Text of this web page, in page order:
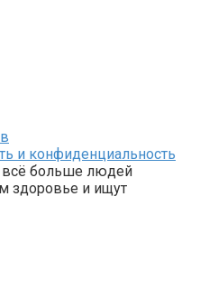
и конфиденциальность
всё больше людей
здоровье и ищут